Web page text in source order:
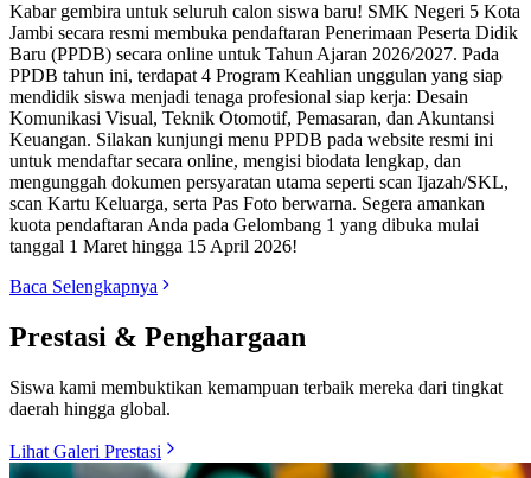
Kabar gembira untuk seluruh calon siswa baru! SMK Negeri 5 Kota
Jambi secara resmi membuka pendaftaran Penerimaan Peserta Didik
Baru (PPDB) secara online untuk Tahun Ajaran 2026/2027. Pada
PPDB tahun ini, terdapat 4 Program Keahlian unggulan yang siap
mendidik siswa menjadi tenaga profesional siap kerja: Desain
Komunikasi Visual, Teknik Otomotif, Pemasaran, dan Akuntansi
Keuangan. Silakan kunjungi menu PPDB pada website resmi ini
untuk mendaftar secara online, mengisi biodata lengkap, dan
mengunggah dokumen persyaratan utama seperti scan Ijazah/SKL,
scan Kartu Keluarga, serta Pas Foto berwarna. Segera amankan
kuota pendaftaran Anda pada Gelombang 1 yang dibuka mulai
tanggal 1 Maret hingga 15 April 2026!
Baca Selengkapnya
Prestasi & Penghargaan
Siswa kami membuktikan kemampuan terbaik mereka dari tingkat
daerah hingga global.
Lihat Galeri Prestasi